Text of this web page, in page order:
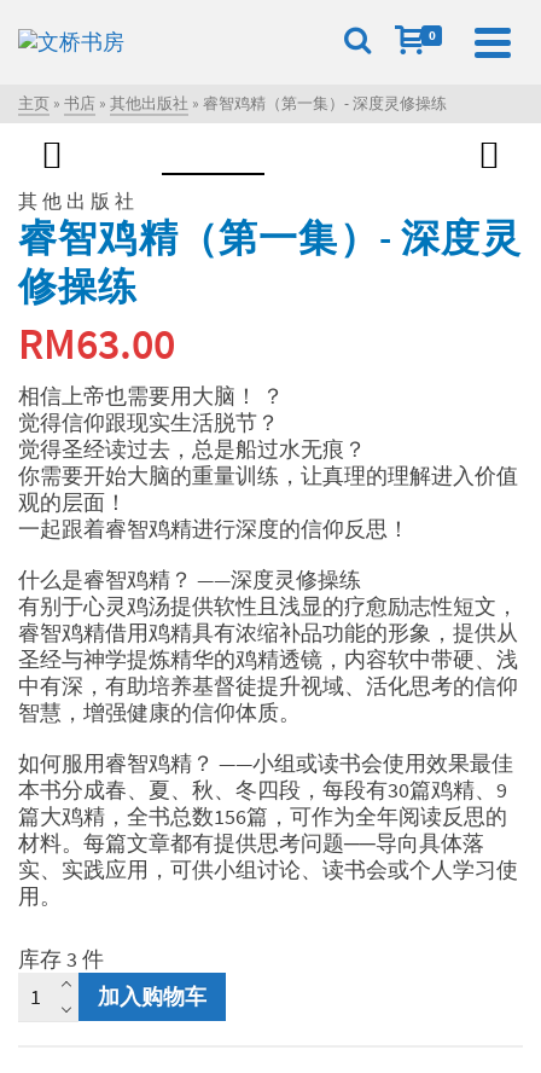
0
主页 » 书店 » 其他出版社 » 睿智鸡精（第一集）- 深度灵修操练
其他出版社
睿智鸡精（第一集）- 深度灵
修操练
RM63.00
相信上帝也需要用大脑！ ？
觉得信仰跟现实生活脱节？
觉得圣经读过去，总是船过水无痕？
你需要开始大脑的重量训练，让真理的理解进入价值
观的层面！
一起跟着睿智鸡精进行深度的信仰反思！
什么是睿智鸡精？ ——深度灵修操练
有别于心灵鸡汤提供软性且浅显的疗愈励志性短文，
睿智鸡精借用鸡精具有浓缩补品功能的形象，提供从
圣经与神学提炼精华的鸡精透镜，内容软中带硬、浅
中有深，有助培养基督徒提升视域、活化思考的信仰
智慧，增强健康的信仰体质。
如何服用睿智鸡精？ ——小组或读书会使用效果最佳
本书分成春、夏、秋、冬四段，每段有30篇鸡精、9
篇大鸡精，全书总数156篇，可作为全年阅读反思的
材料。每篇文章都有提供思考问题──导向具体落
实、实践应用，可供小组讨论、读书会或个人学习使
用。
库存 3 件
睿
智
加入购物车